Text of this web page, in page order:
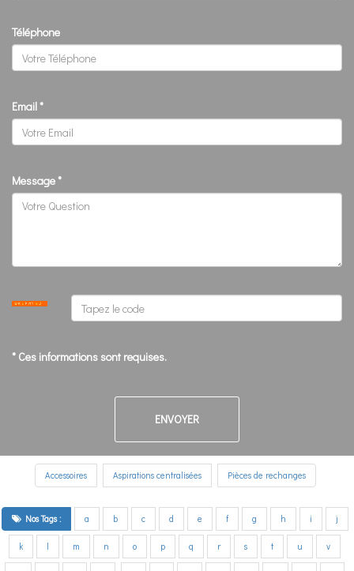
Téléphone
Email*
Message*
* Ces informations sont requises.
Accessoires Aspirations centralisées Pièces de rechanges
Nos Tags : a b c d e f g h i j
k l m n o p q r s t u v